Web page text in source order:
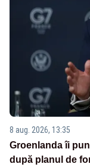
8 aug. 2026, 13:35
Groenlanda îi
după planul de